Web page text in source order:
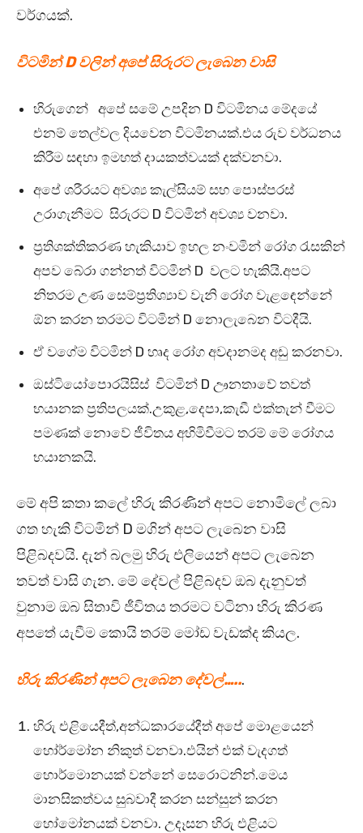
වර්ගයක්.
විටමින් D වලින් අපේ සිරුරට ලැබෙන වාසි
හිරුගෙන් අපේ සමේ උපදින D විටමිනය මේදයේ
එනම් තෙල්වල දියවෙන විටමිනයක්.එය රුව වර්ධනය
කිරීම සඳහා ඉමහත් දායකත්වයක් දක්වනවා.
අපේ ශරීරයට අවශ්‍ය කැල්සියම් සහ පොස්පරස්
උරාගැනීමට සිරුරට D විටමින් අවශ්‍ය වනවා.
ප්‍රතිශක්තිකරණ හැකියාව ඉහල නංවමින් රෝග රැසකින්
අපව බේරා ගන්නත් විටමින් D වලට හැකියි.අපට
නිතරම උණ සෙම්ප්‍රතිශ්‍යාව වැනි රෝග වැළඳෙන්නේ
ඕන කරන තරමට විටමින් D නොලැබෙන විටදීයි.
ඒ වගේම විටමින් D හෘද රෝග අවදානමද අඩු කරනවා.
ඔස්ටියෝපොරයිසිස් විටමින් D ඌනතාවේ තවත්
භයානක ප්‍රතිපලයක්.උකුළ,දෙපා,කැඩී එක්තැන් වීමට
පමණක් නොවේ ජීවිතය අහිමිවීමට තරම් මේ රෝගය
භයානකයි.
මේ අපි කතා කලේ හිරු කිරණින් අපට නොමිලේ ලබා
ගත හැකි විටමින් D මගින් අපට ලැබෙන වාසි
පිළිබදවයි. දැන් බලමු හිරු එලියෙන් අපට ලැබෙන
තවත් වාසි ගැන. මේ දේවල් පිළිබදව ඔබ දැනුවත්
වුනාම ඔබ සිතාවි ජීවිතය තරමට වටිනා හිරු කිරණ
අපතේ යැවීම කොයි තරම් මෝඩ වැඩක්ද කියල.
හිරු කිරණින් අපට ලැබෙන දේවල්…...
හිරු එළියෙදීත්,අන්ධකාරයේදීත් අපේ මොළයෙන්
හෝර්මෝන නිකුත් වනවා.එයින් එක් වැදගත්
හොර්මොනයක් වන්නේ සෙරොටනින්.මෙය
මානසිකත්වය සුබවාදී කරන සන්සුන් කරන
හෝමෝනයක් වනවා. උදෑසන හිරු එළියට